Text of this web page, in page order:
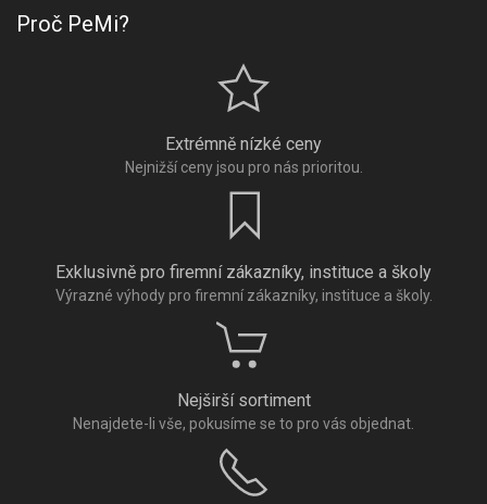
Proč PeMi?
Extrémně nízké ceny
Nejnižší ceny jsou pro nás prioritou.
Exklusivně pro firemní zákazníky, instituce a školy
Výrazné výhody pro firemní zákazníky, instituce a školy.
Nejširší sortiment
Nenajdete-li vše, pokusíme se to pro vás objednat.